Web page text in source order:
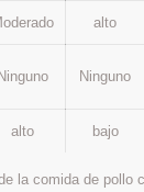
alto
Ninguno Ninguno
alto bajo
la comida de pollo